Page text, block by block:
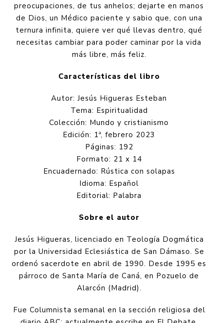
preocupaciones, de tus anhelos; dejarte en manos
de Dios, un Médico paciente y sabio que, con una
ternura infinita, quiere ver qué llevas dentro, qué
necesitas cambiar para poder caminar por la vida
más libre, más feliz.
Características del libro
Autor: Jesús Higueras Esteban
Tema: Espiritualidad
Colección: Mundo y cristianismo
Edición: 1ª, febrero 2023
Páginas: 192
Formato: 21 x 14
Encuadernado: Rústica con solapas
Idioma: Español
Editorial: Palabra
Sobre el autor
Jesús Higueras, licenciado en Teología Dogmática
por la Universidad Eclesiástica de San Dámaso. Se
ordenó sacerdote en abril de 1990. Desde 1995 es
párroco de Santa María de Caná, en Pozuelo de
Alarcón (Madrid).
Fue Columnista semanal en la sección religiosa del